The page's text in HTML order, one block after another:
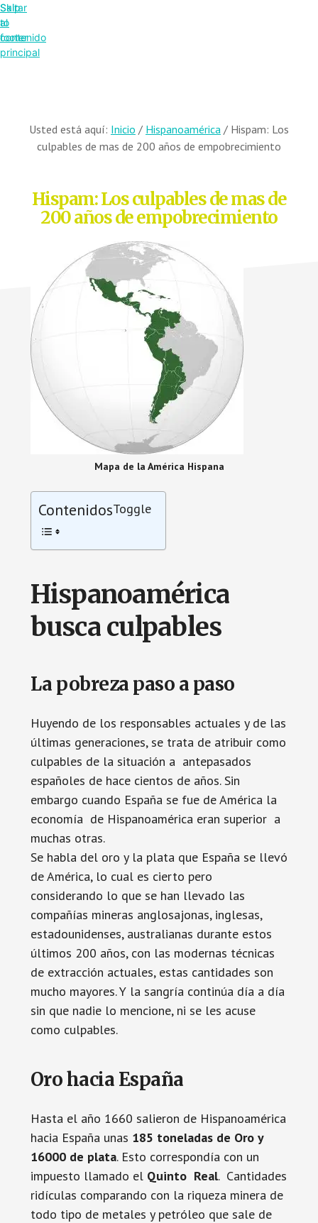
Saltar
al
contenido
principal
Skip
to
footer
Usted está aquí: Inicio / Hispanoamérica / Hispam: Los
culpables de mas de 200 años de empobrecimiento
Hispam: Los culpables de mas de
200 años de empobrecimiento
Mapa de la América Hispana
ContenidosToggle
Hispanoamérica
busca culpables
La pobreza paso a paso
Huyendo de los responsables actuales y de las
últimas generaciones, se trata de atribuir como
culpables de la situación a antepasados
españoles de hace cientos de años. Sin
embargo cuando España se fue de América la
economía de Hispanoamérica eran superior a
muchas otras.
Se habla del oro y la plata que España se llevó
de América, lo cual es cierto pero
considerando lo que se han llevado las
compañías mineras anglosajonas, inglesas,
estadounidenses, australianas durante estos
últimos 200 años, con las modernas técnicas
de extracción actuales, estas cantidades son
mucho mayores. Y la sangría continúa día a día
sin que nadie lo mencione, ni se les acuse
como culpables.
Oro hacia España
Hasta el año 1660 salieron de Hispanoamérica
hacia España unas 185 toneladas de Oro y
16000 de plata. Esto correspondía con un
impuesto llamado el Quinto Real. Cantidades
ridículas comparando con la riqueza minera de
todo tipo de metales y petróleo que sale de